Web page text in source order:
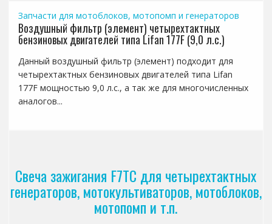
Запчасти для мотоблоков, мотопомп и генераторов
Воздушный фильтр (элемент) четырехтактных
бензиновых двигателей типа Lifan 177F (9,0 л.с.)
Данный воздушный фильтр (элемент) подходит для
четырехтактных бензиновых двигателей типа Lifan
177F мощностью 9,0 л.с., а так же для многочисленных
аналогов...
Свеча зажигания F7TC для четырехтактных
генераторов, мотокультиваторов, мотоблоков,
мотопомп и т.п.